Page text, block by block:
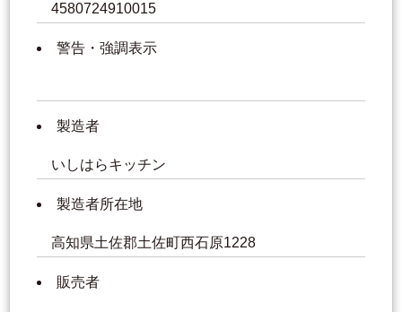
4580724910015
警告・強調表示
製造者
いしはらキッチン
製造者所在地
高知県土佐郡土佐町西石原1228
販売者